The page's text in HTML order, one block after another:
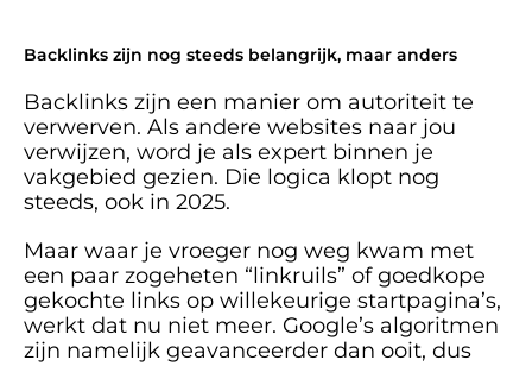
Backlinks zijn nog steeds belangrijk, maar anders
Backlinks zijn een manier om autoriteit te
verwerven. Als andere websites naar jou
verwijzen, word je als expert binnen je
vakgebied gezien. Die logica klopt nog
steeds, ook in 2025.
Maar waar je vroeger nog weg kwam met
een paar zogeheten “linkruils” of goedkope
gekochte links op willekeurige startpagina’s,
werkt dat nu niet meer. Google’s algoritmen
zijn namelijk geavanceerder dan ooit, dus